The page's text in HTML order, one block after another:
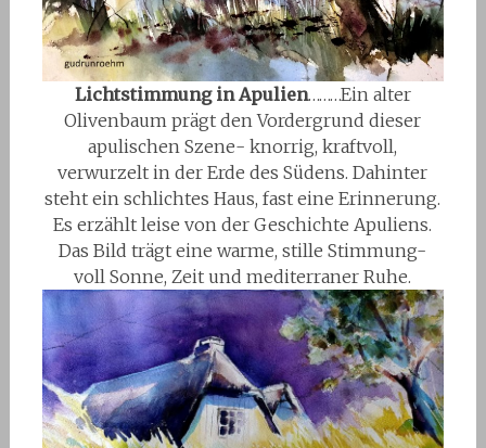
Lichtstimmung in Apulien………Ein alter
Olivenbaum prägt den Vordergrund dieser
apulischen Szene- knorrig, kraftvoll,
verwurzelt in der Erde des Südens. Dahinter
steht ein schlichtes Haus, fast eine Erinnerung.
Es erzählt leise von der Geschichte Apuliens.
Das Bild trägt eine warme, stille Stimmung-
voll Sonne, Zeit und mediterraner Ruhe.